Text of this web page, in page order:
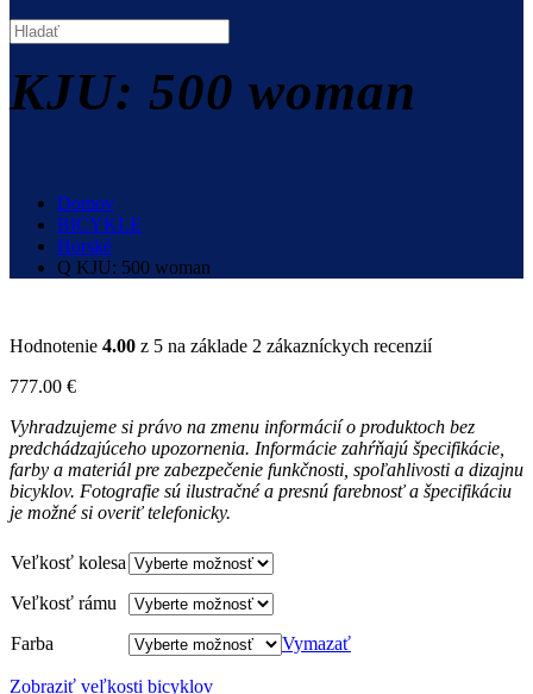
KJU: 500 woman
Domov
BICYKLE
Horské
Q KJU: 500 woman
Hodnotenie 4.00 z 5 na základe 2 zákazníckych recenzií
777.00 €
Vyhradzujeme si právo na zmenu informácií o produktoch bez
predchádzajúceho upozornenia. Informácie zahŕňajú špecifikácie,
farby a materiál pre zabezpečenie funkčnosti, spoľahlivosti a dizajnu
bicyklov. Fotografie sú ilustračné a presnú farebnosť a špecifikáciu
je možné si overiť telefonicky.
Veľkosť kolesa
Veľkosť rámu
Farba
Vymazať
Zobraziť veľkosti bicyklov